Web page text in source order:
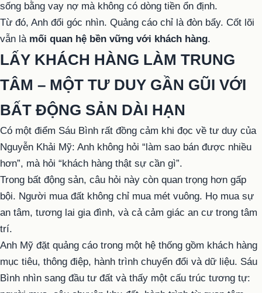
sống bằng vay nợ mà không có dòng tiền ổn định.
Từ đó, Anh đổi góc nhìn. Quảng cáo chỉ là đòn bẩy. Cốt lõi
vẫn là mối quan hệ bền vững với khách hàng.
LẤY KHÁCH HÀNG LÀM TRUNG
TÂM – MỘT TƯ DUY GẦN GŨI VỚI
BẤT ĐỘNG SẢN DÀI HẠN
Có một điểm Sáu Bình rất đồng cảm khi đọc về tư duy của
Nguyễn Khải Mỹ: Anh không hỏi “làm sao bán được nhiều
hơn”, mà hỏi “khách hàng thật sự cần gì”.
Trong bất động sản, câu hỏi này còn quan trọng hơn gấp
bội. Người mua đất không chỉ mua mét vuông. Họ mua sự
an tâm, tương lai gia đình, và cả cảm giác an cư trong tâm
trí.
Anh Mỹ đặt quảng cáo trong một hệ thống gồm khách hàng
mục tiêu, thông điệp, hành trình chuyển đổi và dữ liệu. Sáu
Bình nhìn sang đầu tư đất và thấy một cấu trúc tương tự: